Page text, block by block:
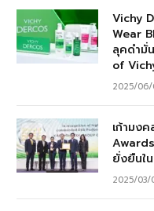
Vichy
Wear
ลุคดำมั่
of
2025/06/
เก้ามง
ยั่งยืนใ
2025/03/